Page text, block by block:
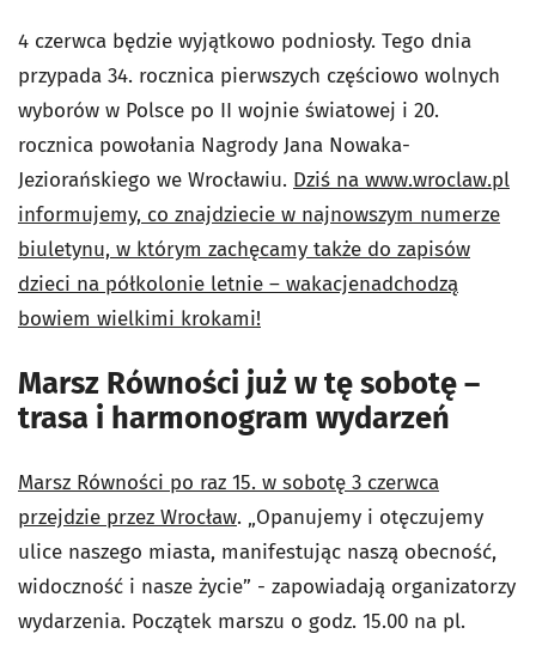
4 czerwca będzie wyjątkowo podniosły. Tego dnia
przypada 34. rocznica pierwszych częściowo wolnych
wyborów w Polsce po II wojnie światowej i 20.
rocznica powołania Nagrody Jana Nowaka-
Jeziorańskiego we Wrocławiu. Dziś na www.wroclaw.pl
informujemy, co znajdziecie w najnowszym numerze
biuletynu, w którym zachęcamy także do zapisów
dzieci na półkolonie letnie – wakacjenadchodzą
bowiem wielkimi krokami!
Marsz Równości już w tę sobotę –
trasa i harmonogram wydarzeń
Marsz Równości po raz 15. w sobotę 3 czerwca
przejdzie przez Wrocław. „Opanujemy i otęczujemy
ulice naszego miasta, manifestując naszą obecność,
widoczność i nasze życie” - zapowiadają organizatorzy
wydarzenia. Początek marszu o godz. 15.00 na pl.